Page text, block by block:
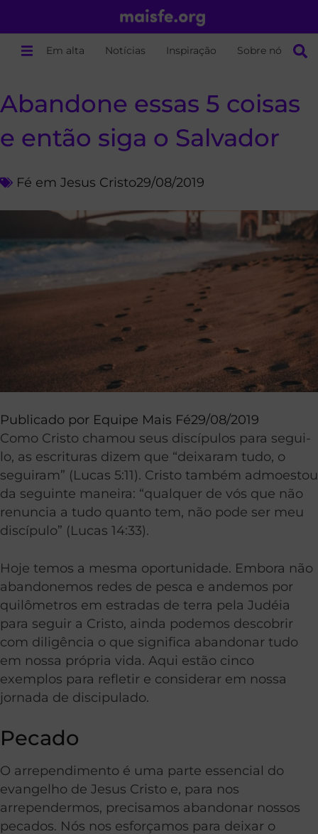
Em alta Notícias Inspiração Sobre nós
Abandone essas 5 coisas
e então siga o Salvador
Fé em Jesus Cristo29/08/2019
Publicado por Equipe Mais Fé29/08/2019
Como Cristo chamou seus discípulos para segui-
lo, as escrituras dizem que “deixaram tudo, o
seguiram” (Lucas 5:11). Cristo também admoestou
da seguinte maneira: “qualquer de vós que não
renuncia a tudo quanto tem, não pode ser meu
discípulo” (Lucas 14:33).
Hoje temos a mesma oportunidade. Embora não
abandonemos redes de pesca e andemos por
quilômetros em estradas de terra pela Judéia
para seguir a Cristo, ainda podemos descobrir
com diligência o que significa abandonar tudo
em nossa própria vida. Aqui estão cinco
exemplos para refletir e considerar em nossa
jornada de discipulado.
Pecado
O arrependimento é uma parte essencial do
evangelho de Jesus Cristo e, para nos
arrependermos, precisamos abandonar nossos
pecados. Nós nos esforçamos para deixar o